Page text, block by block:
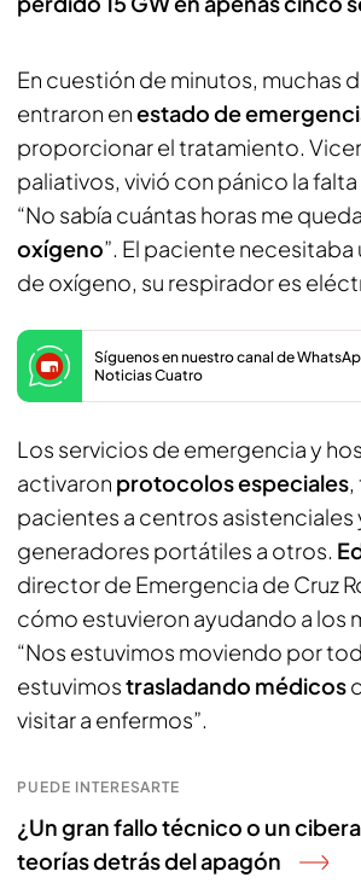
En cuestión de minutos, muchas
entraron enestado de
proporcionar el tratamiento.
paliativos, vivió con pánico la
“No sabía cuántas horas me
oxígeno”. El paciente
de oxígeno, su respirador es
Síguenos en nuestro canal de
Noticias Cuatro
Los servicios de emergencia y
activaron protocolos especiales,
pacientes a centros
generadores portátiles a otros.
director de Emergencia de Cruz
cómo estuvieron ayudando a los
“Nos estuvimos moviendo por
estuvimostrasladando médicos
visitar a enfermos”.
PUEDE INTERESARTE
¿Un gran fallo técnico o un
teorías detrás del apagón